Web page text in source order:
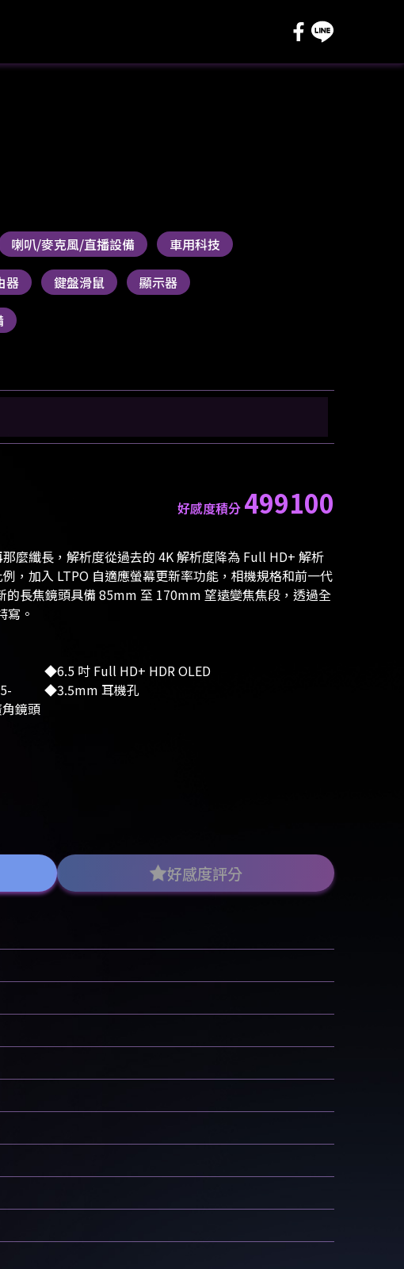
喇叭/麥克風/直播設備
車用科技
器 鍵盤滑鼠
顯示器
好感度積分 499100
麼纖長，解析度從過去的 4K 解析度降為 Full HD+ 解析
，加入 LTPO 自適應螢幕更新率功能，相機規格和前一代
的長焦鏡頭具備 85mm 至 170mm 望遠變焦焦段，透過全
寫。
6.5 吋 Full HD+ HDR OLED
鏡頭
3.5mm 耳機孔
好感度評分